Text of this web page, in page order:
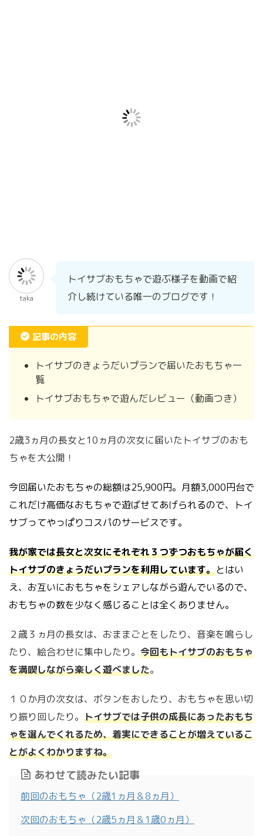
taka
トイサブおもちゃで遊ぶ様子を動画で紹
介し続けている唯一のブログです！
記事の内容
トイサブのきょうだいプランで届いたおもちゃ一
覧
トイサブおもちゃで遊んだレビュー（動画つき）
2歳3ヵ月の長女と10ヵ月の次女に届いたトイサブのおも
ちゃを大公開！
今回届いたおもちゃの総額は25,900円。月額3,000円台で
これだけ高価なおもちゃで遊ばせてあげられるので、トイ
サブってやっぱりコスパのサービスです。
我が家では長女と次女にそれぞれ３つずつおもちゃが届く
トイサブのきょうだいプランを利用しています。とはい
え、お互いにおもちゃをシェアしながら遊んでいるので、
おもちゃの数を少なく感じることは全くありません。
２歳３ヵ月の長女は、おままごとをしたり、音楽を鳴らし
たり、絵合わせに集中したり。 今回もトイサブのおもちゃ
を満喫しながら楽しく遊べました。
１０か月の次女は、ボタンをおしたり、おもちゃを思い切
り振り回したり。 トイサブでは子供の成長にあったおもち
ゃを選んでくれるため、着実にできることが増えているこ
とがよくわかりますね。
あわせて読みたい記事
前回のおもちゃ（2歳1ヵ月＆8ヵ月）
次回のおもちゃ（2歳5ヵ月＆1歳0ヵ月）